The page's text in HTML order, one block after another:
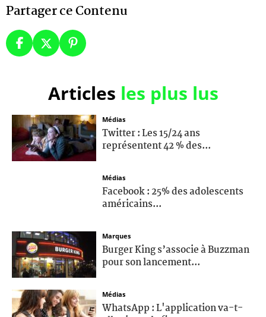
Partager ce Contenu
Articles les plus lus
Médias
Twitter : Les 15/24 ans
représentent 42 % des...
Médias
Facebook : 25% des adolescents
américains...
Marques
Burger King s’associe à Buzzman
pour son lancement...
Médias
WhatsApp : L'application va-t-